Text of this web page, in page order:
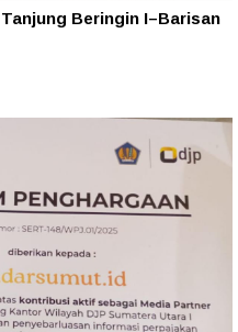
Beringin I–Barisan